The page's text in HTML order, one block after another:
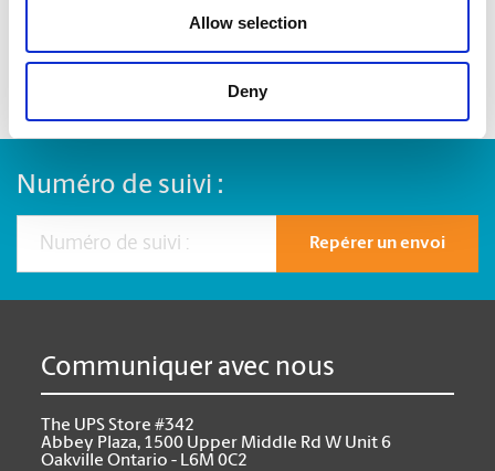
Allow selection
Deny
Numéro de suivi :
Repérer un envoi
Communiquer avec nous
The UPS Store #342
Abbey Plaza, 1500 Upper Middle Rd W Unit 6
Oakville Ontario - L6M 0C2